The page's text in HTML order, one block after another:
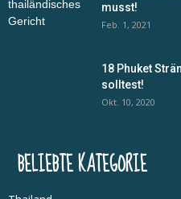
musst!
Feb. 1, 2021
18 Phuket
solltest!
Okt. 10, 2020
BELIEBTE KATEGORIE